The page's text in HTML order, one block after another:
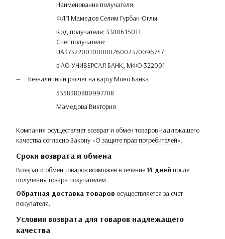
Наименование получателя:
ФЛП Мамедов Селим Гурбан-Оглы
Код получателя: 3380615011
Счет получателя:
UA373220010000026002370096747
в АО УНИВЕРСАЛ БАНК, МФО 322001
Безналичный расчет на карту Моно Банка
5358380880997708
Мамедова Виктория
Компания осуществляет возврат и обмен товаров надлежащего
качества согласно Закону «О защите прав потребителей».
Сроки возврата и обмена
Возврат и обмен товаров возможен в течение14 дней после
получения товара покупателем.
Обратная доставка товаров осуществляется за счет
покупателя.
Условия возврата для товаров надлежащего
качества